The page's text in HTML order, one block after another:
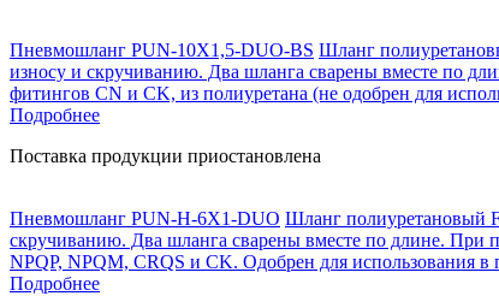
Пневмошланг PUN-10X1,5-DUO-BS Шланг
износу и скручиванию. Два шланга сварены вместе по
фитингов CN и CK, из полиуретана (не одобрен для
Подробнее
Поставка продукции приостановлена
Пневмошланг PUN-H-6X1-DUO Шланг полиуретановый
скручиванию. Два шланга сварены вместе по длине. При
NPQP, NPQM, CRQS и CK. Одобрен для использования
Подробнее